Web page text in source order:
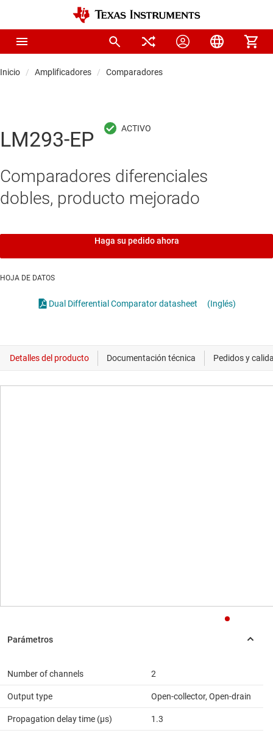
Inicio Amplificadores Comparadores
LM293-EP
Comparadores diferenciales
dobles, producto mejorado
Haga su pedido ahora
HOJA DE DATOS
Dual Differential Comparator datasheet (Inglés)
Number of channels 2
Output type Open-collector, Open-drain
Propagation delay time (µs) 1.3